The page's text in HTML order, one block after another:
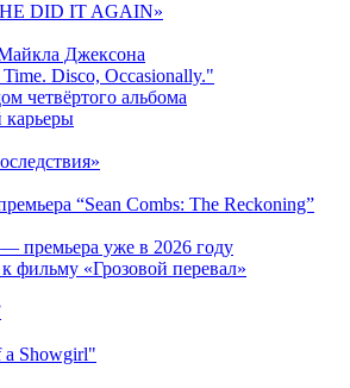
DID IT AGAIN»
Джексона
Disco, Occasionally."
четвёртого альбома
карьеры
“Sean Combs: The Reckoning”
премьера уже в 2026 году
фильму «Грозовой перевал»
a Showgirl"